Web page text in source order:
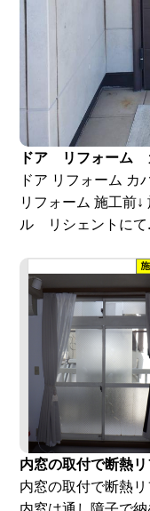
ドア リフォーム
ドア リフォーム カ
リフォーム 施工前
ル リシェントにて
内窓の取付で断熱
内窓の取付で断熱